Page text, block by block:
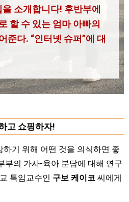
을 소개합니다! 후반부에
할 수 있는 엄마 아빠의
준다. “인터넷 슈퍼”에 대
고 쇼핑하자!
기 위해 어떤 것을 의식하면 좋
부의 가사-육아 분담에 대해 연구
특임교수인 구보 케이코 씨에게